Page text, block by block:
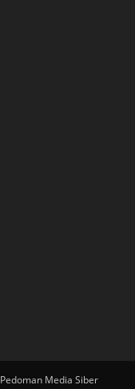
Pedoman Media Siber